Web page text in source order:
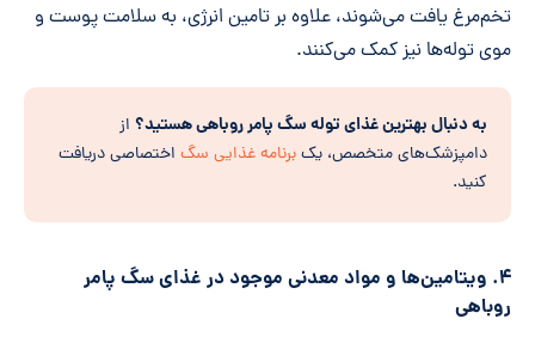
تخم‌مرغ یافت می‌شوند، علاوه بر تامین انرژی، به سلامت پوست و
موی توله‌ها نیز کمک می‌کنند.
به دنبال بهترین غذای توله سگ پامر روباهی هستید؟ از
دامپزشک‌های متخصص، یکبرنامه غذایی سگ اختصاصی دریافت
کنید.
۴. ویتامین‌ها و مواد معدنی موجود در غذای سگ پامر
روباهی